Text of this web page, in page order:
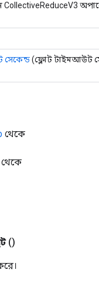
(ফ্লোট টাইমআউট
থেকে
থেকে
()